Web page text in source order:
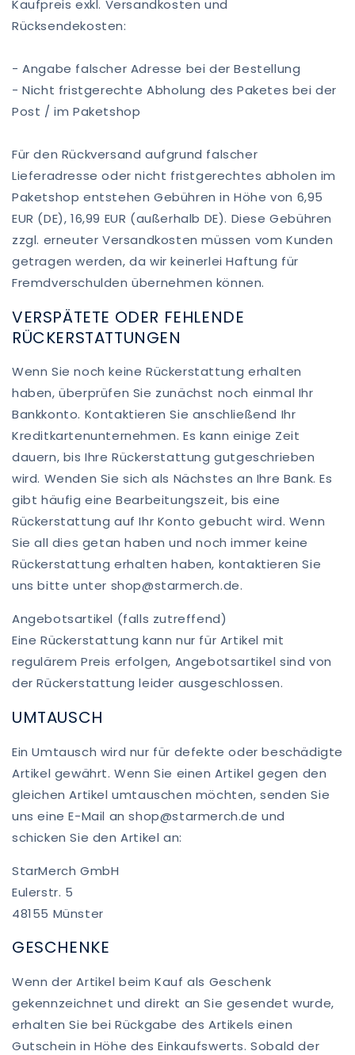
Kaufpreis exkl. Versandkosten und
Rücksendekosten:
- Angabe falscher Adresse bei der Bestellung
- Nicht fristgerechte Abholung des Paketes bei der
Post / im Paketshop
Für den Rückversand aufgrund falscher
Lieferadresse oder nicht fristgerechtes abholen im
Paketshop entstehen Gebühren in Höhe von 6,95
EUR (DE), 16,99 EUR (außerhalb DE). Diese Gebühren
zzgl. erneuter Versandkosten müssen vom Kunden
getragen werden, da wir keinerlei Haftung für
Fremdverschulden übernehmen können.
VERSPÄTETE ODER FEHLENDE
RÜCKERSTATTUNGEN
Wenn Sie noch keine Rückerstattung erhalten
haben, überprüfen Sie zunächst noch einmal Ihr
Bankkonto. Kontaktieren Sie anschließend Ihr
Kreditkartenunternehmen. Es kann einige Zeit
dauern, bis Ihre Rückerstattung gutgeschrieben
wird. Wenden Sie sich als Nächstes an Ihre Bank. Es
gibt häufig eine Bearbeitungszeit, bis eine
Rückerstattung auf Ihr Konto gebucht wird. Wenn
Sie all dies getan haben und noch immer keine
Rückerstattung erhalten haben, kontaktieren Sie
uns bitte unter shop@starmerch.de.
Angebotsartikel (falls zutreffend)
Eine Rückerstattung kann nur für Artikel mit
regulärem Preis erfolgen, Angebotsartikel sind von
der Rückerstattung leider ausgeschlossen.
UMTAUSCH
Ein Umtausch wird nur für defekte oder beschädigte
Artikel gewährt. Wenn Sie einen Artikel gegen den
gleichen Artikel umtauschen möchten, senden Sie
uns eine E-Mail an shop@starmerch.de und
schicken Sie den Artikel an:
StarMerch GmbH
Eulerstr. 5
48155 Münster
GESCHENKE
Wenn der Artikel beim Kauf als Geschenk
gekennzeichnet und direkt an Sie gesendet wurde,
erhalten Sie bei Rückgabe des Artikels einen
Gutschein in Höhe des Einkaufswerts. Sobald der